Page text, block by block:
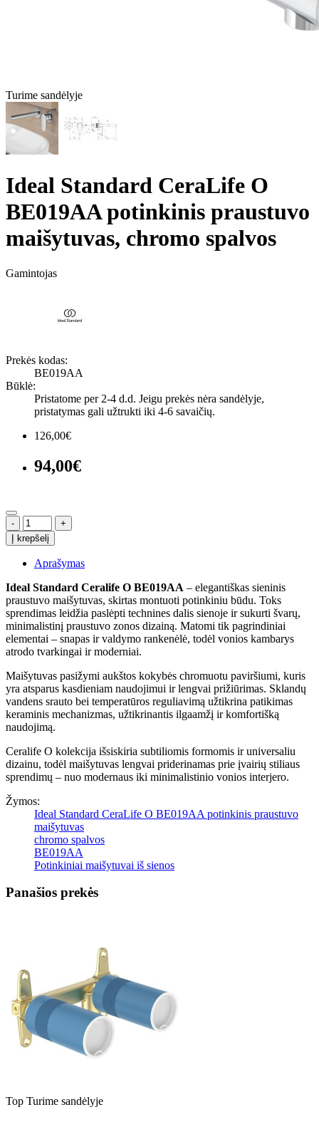
Turime sandėlyje
Ideal Standard CeraLife O
BE019AA potinkinis praustuvo
maišytuvas, chromo spalvos
Gamintojas
Prekės kodas:
BE019AA
Būklė:
Pristatome per 2-4 d.d. Jeigu prekės nėra sandėlyje,
pristatymas gali užtrukti iki 4-6 savaičių.
126,00€
94,00€
-
+
Į krepšelį
Aprašymas
Ideal Standard Ceralife O BE019AA – elegantiškas sieninis
praustuvo maišytuvas, skirtas montuoti potinkiniu būdu. Toks
sprendimas leidžia paslėpti technines dalis sienoje ir sukurti švarų,
minimalistinį praustuvo zonos dizainą. Matomi tik pagrindiniai
elementai – snapas ir valdymo rankenėlė, todėl vonios kambarys
atrodo tvarkingai ir moderniai.
Maišytuvas pasižymi aukštos kokybės chromuotu paviršiumi, kuris
yra atsparus kasdieniam naudojimui ir lengvai prižiūrimas. Sklandų
vandens srauto bei temperatūros reguliavimą užtikrina patikimas
keraminis mechanizmas, užtikrinantis ilgaamžį ir komfortišką
naudojimą.
Ceralife O kolekcija išsiskiria subtiliomis formomis ir universaliu
dizainu, todėl maišytuvas lengvai priderinamas prie įvairių stiliaus
sprendimų – nuo modernaus iki minimalistinio vonios interjero.
Žymos:
Ideal Standard CeraLife O BE019AA potinkinis praustuvo
maišytuvas
chromo spalvos
BE019AA
Potinkiniai maišytuvai iš sienos
Panašios prekės
Top Turime sandėlyje